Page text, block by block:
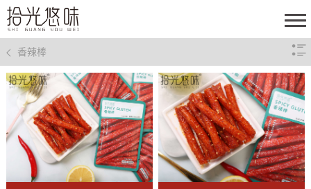
香辣棒